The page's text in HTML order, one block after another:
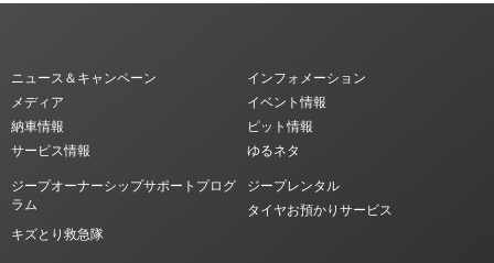
ニュース＆キャンペーン
インフォメーション
メディア
イベント情報
納車情報
ピット情報
サービス情報
ゆるネタ
ジープオーナーシップサポートプログ
ラム
ジープレンタル
タイヤお預かりサービス
キズとり救急隊